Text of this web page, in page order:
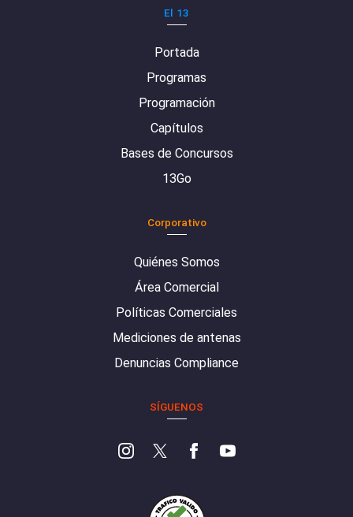
El 13
Portada
Programas
Programación
Capítulos
Bases de Concursos
13Go
Corporativo
Quiénes Somos
Área Comercial
Políticas Comerciales
Mediciones de antenas
Denuncias Compliance
SÍGUENOS